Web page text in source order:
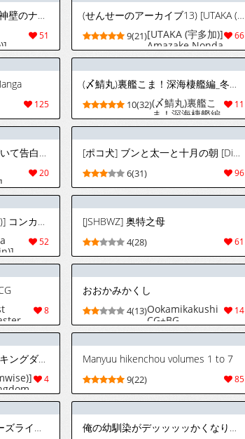
[Cはんげ (はんげしょう)] 神壁のナノ〜神姫一転編〜 [中国翻訳] [DL版]
51
不
(せんせーのアーカイブ13) [UTAKA (宇多加)] 甘酒のんだミカとイチャイチャするだけの本。 (ブルーアーカイブ)
66
9(21)[UTAKA (宇多加)]
Amazake Nonda
Mika to Ichaicha
Suru Dake no
Hon.(Blue
Archive)
125
(〆鯖丸)裏艦こま！深海棲艦編_冬作戦（艦隊これくしょん～艦これ～）
11
10(32)(〆鯖丸)裏艦こ
ま！深海棲艦編
_冬作戦（艦隊
これくしょん～
艦これ～）
[Suego (スズヒロ)] 親父がいて告白できない！ (呪術廻戦) [韓国翻訳]
20
버
고백
[ポコ犬] ブンと太一と十月の朝 [Digital][Japanese]
96
6(31)
[Lachenalia (プリンプリン)] コンカフェのキツネちゃん1 [DL版]
52
1
[JSHBWZ] 奥特之母
61
4(28)
8
おおかみかくし
14
4(13)Ookamikakushi
CG+BG
[Ssize (Samwise)] 7DAYS (キングダム ハ－ツ)
4
Manyuu hikenchou volumes 1 to 7
85
9(22)
ガンダムビルドファイターズライナーノート 俺の幼馴染がデッッッッかくなりすぎた